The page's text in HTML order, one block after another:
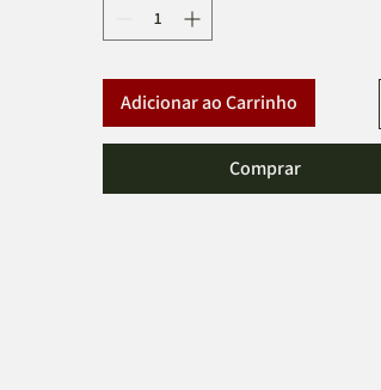
Adicionar ao Carrinho
Comprar